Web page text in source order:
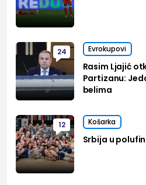
24 Evrokupovi
Rasim Ljajić
Partizanu:
belima
12 Košarka
Srbija u